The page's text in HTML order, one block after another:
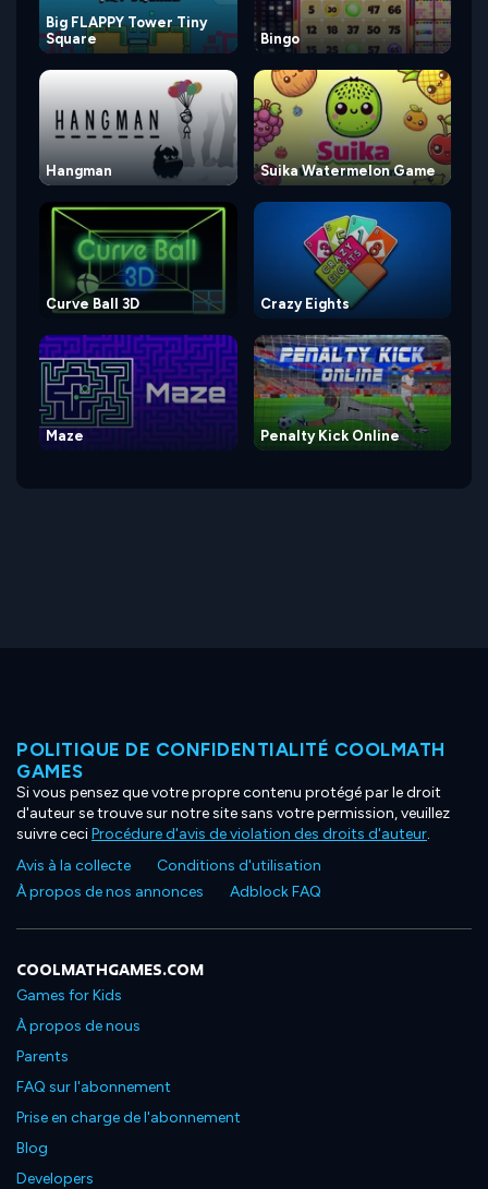
Big FLAPPY Tower Tiny
Square
Bingo
Hangman Suika Watermelon Game
Curve Ball 3D Crazy Eights
Maze Penalty Kick Online
POLITIQUE DE CONFIDENTIALITÉ COOLMATH
GAMES
Si vous pensez que votre propre contenu protégé par le droit
d'auteur se trouve sur notre site sans votre permission, veuillez
suivre ceciProcédure d'avis de violation des droits d'auteur.
Avis à la collecte
Conditions d'utilisation
À propos de nos annonces
Adblock FAQ
COOLMATHGAMES.COM
Games for Kids
À propos de nous
Parents
FAQ sur l'abonnement
Prise en charge de l'abonnement
Blog
Developers